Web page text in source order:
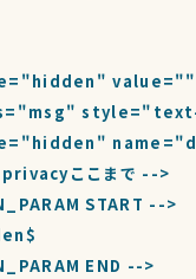
ここまで -->
START -->
END -->